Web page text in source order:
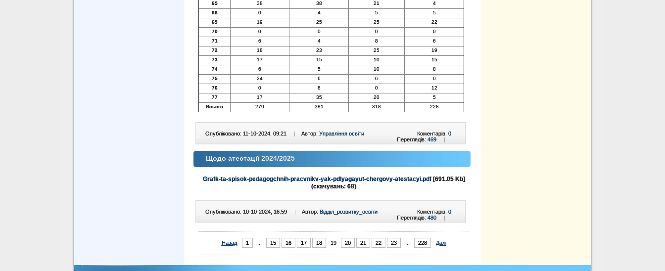
65
38 38 21
4
68
0 4 5
5
69
19 25 25
22
70
0 0 0
0
71
6 4 8
6
72
18 23 25
19
73
17 15 10
15
74
6 5 10
8
75
34 6 6
0
76
0 8 0
12
77
17 35 20
5
Всього
279 381 318 228
Опубліковано: 11-10-2024, 09:21 | Автор: Управління освіти Коментарів: 0
Переглядів: 469 |
Щодо атестації 2024/2025
Grafk-ta-spisok-pedagogchnih-pracvnikv-yak-pdlyagayut-chergovy-atestacyi.pdf[691.05 Kb]
(cкачувань: 68)
Опубліковано: 10-10-2024, 16:59 | Автор: Відділ_розвитку_освіти Коментарів: 0
Переглядів: 480 |
Назад 1 15 16 17 18 19 20 21 22 23 228 Далі